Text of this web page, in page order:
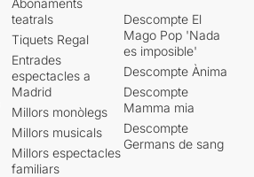
terra de l’espai, on per cert
les columnes gòtiques
havien estat protegides ….
En arribar a casa, exhausts
i contents
, tota la roba a la
rentadora i nosaltres a la
dutxa..... amb això està tot
dit ......BRUTAL !!!
teatrals
Tiquets Regal
Entrades
espectacles a
Madrid
Millors monòlegs
Millors musicals
Millors espectacles
familiars
Descompte El
Mago Pop 'Nada
es imposible'
Descompte Ànima
Descompte
Mamma mia
Descompte
Germans de sang